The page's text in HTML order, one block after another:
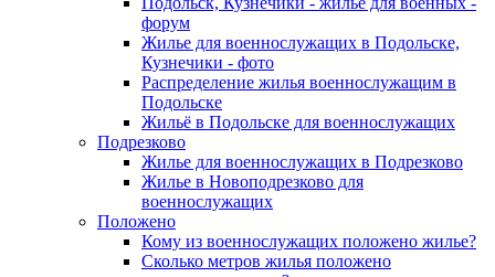
форум
Жилье для военнослужащих в Подольске,
Кузнечики - фото
Распределение жилья военнослужащим в
Подольске
Жильё в Подольске для военнослужащих
Подрезково
Жилье для военнослужащих в Подрезково
Жилье в Новоподрезково для
военнослужащих
Положено
Кому из военнослужащих положено жилье?
Сколько метров жилья положено